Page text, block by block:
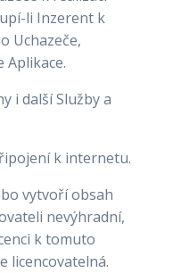
li Inzerent k
Uchazeče,
Aplikace.
i další Služby a
k internetu.
vytvoří obsah
nevýhradní,
k tomuto
licencovatelná.